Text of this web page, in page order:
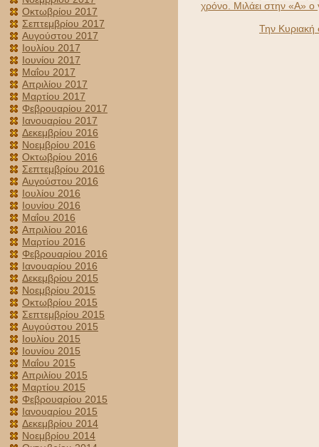
Οκτωβρίου 2017
Σεπτεμβρίου 2017
Αυγούστου 2017
Ιουλίου 2017
Ιουνίου 2017
Μαΐου 2017
Απριλίου 2017
Μαρτίου 2017
Φεβρουαρίου 2017
Ιανουαρίου 2017
Δεκεμβρίου 2016
Νοεμβρίου 2016
Οκτωβρίου 2016
Σεπτεμβρίου 2016
Αυγούστου 2016
Ιουλίου 2016
Ιουνίου 2016
Μαΐου 2016
Απριλίου 2016
Μαρτίου 2016
Φεβρουαρίου 2016
Ιανουαρίου 2016
Δεκεμβρίου 2015
Νοεμβρίου 2015
Οκτωβρίου 2015
Σεπτεμβρίου 2015
Αυγούστου 2015
Ιουλίου 2015
Ιουνίου 2015
Μαΐου 2015
Απριλίου 2015
Μαρτίου 2015
Φεβρουαρίου 2015
Ιανουαρίου 2015
Δεκεμβρίου 2014
Νοεμβρίου 2014
χρόνο. Μιλάει στην «Α» ο
Την Κυριακή